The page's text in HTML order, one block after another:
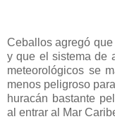
Ceballos agregó
y que el sistema de
meteorológicos se
menos peligroso
huracán bastante
al entrar al Mar